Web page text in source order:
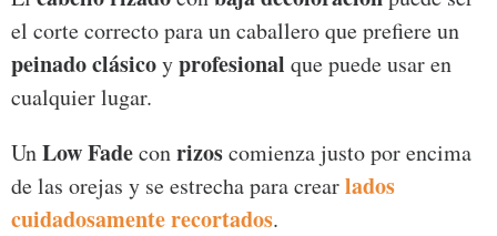
el corte correcto para un caballero que prefiere un
peinado clásicoyprofesional que puede usar en
cualquier lugar.
UnLow Fadeconrizoscomienza justo por encima
de las orejas y se estrecha para crearlados
cuidadosamente recortados.